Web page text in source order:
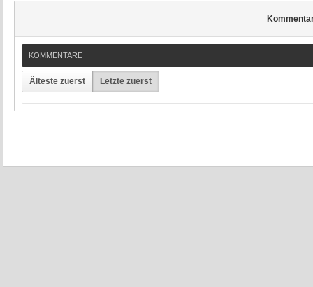
KOMMENTARE
Älteste zuerst Letzte zuerst